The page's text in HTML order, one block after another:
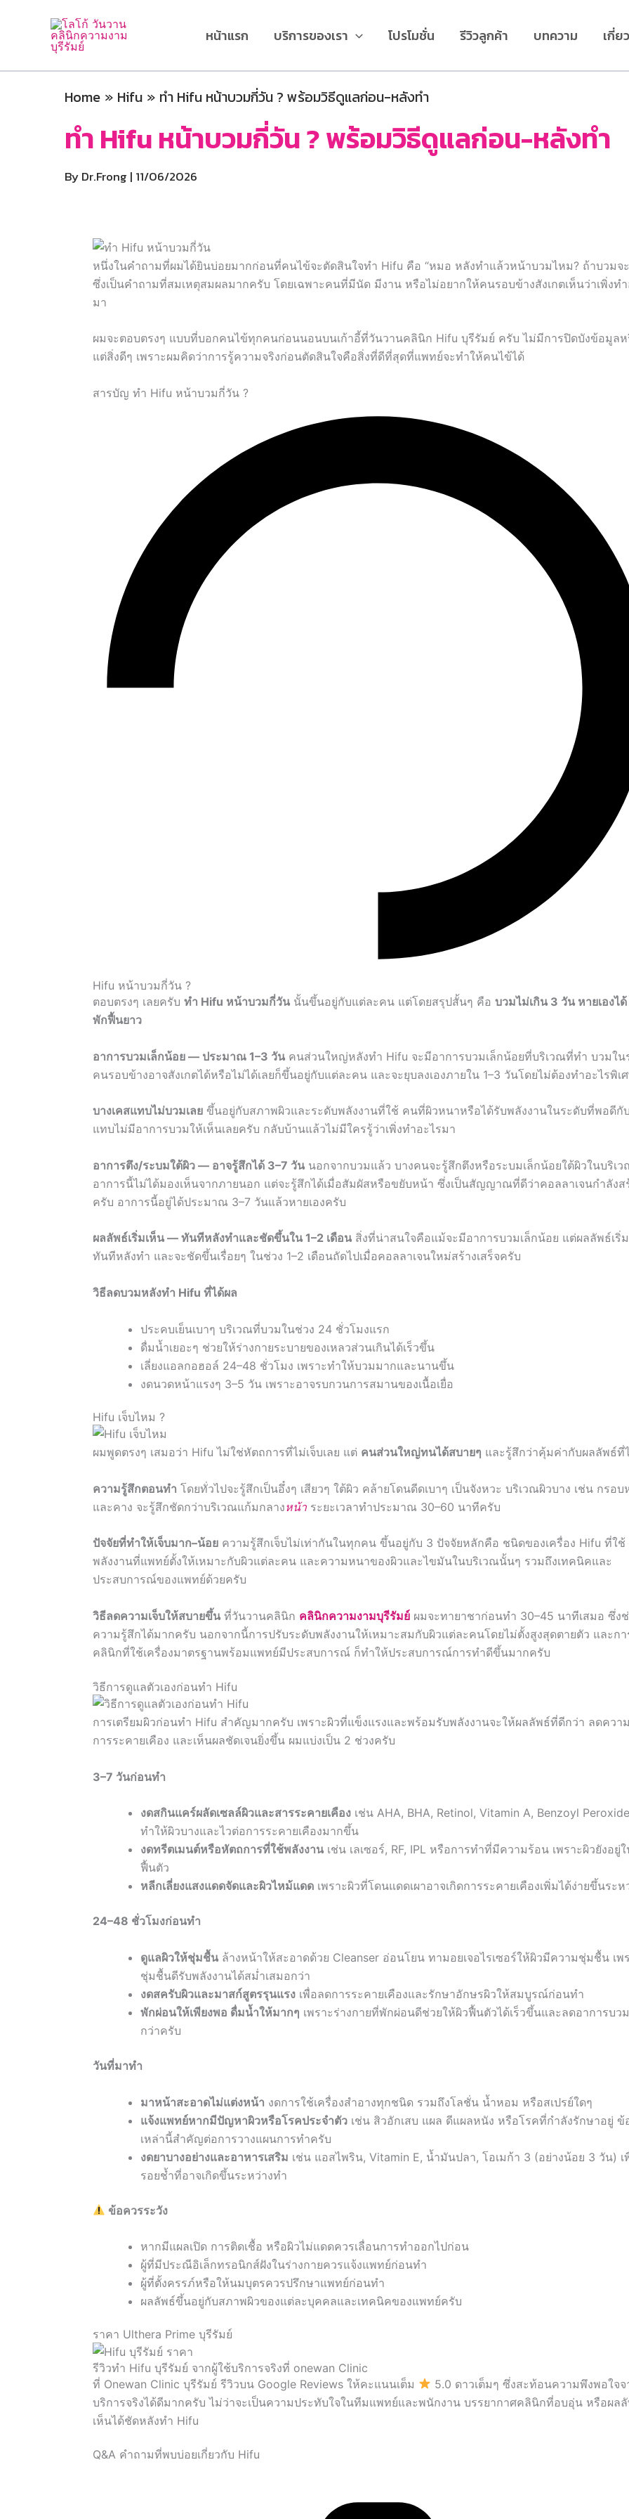
หน้าแรก บริการของเรา โปรโมชั่น รีวิวลูกค้า บทความ เกี่ย
Home Hifu ทำ Hifu หน้าบวมกี่วัน ? พร้อมวิธีดูแลก่อน-หลังทำ
ทำ Hifu หน้าบวมกี่วัน ? พร้อมวิธีดูแลก่อน-หลังทำ
ByDr.Frong | 11/06/2026
หนึ่งในคำถามที่ผมได้ยินบ่อยมากก่อนที่คนไข้จะตัดสินใจทำ Hifu คือ “หมอ หลังทำแล้วหน้าบวมไหม? ถ้าบวมจ
ซึ่งเป็นคำถามที่สมเหตุสมผลมากครับ โดยเฉพาะคนที่มีนัด มีงาน หรือไม่อยากให้คนรอบข้างสังเกตเห็นว่าเพิ่งทำ
มา
ผมจะตอบตรงๆ แบบที่บอกคนไข้ทุกคนก่อนนอนบนเก้าอี้ที่วันวานคลินิก Hifu บุรีรัมย์ ครับ ไม่มีการปิดบังข้อมูล
แต่สิ่งดีๆ เพราะผมคิดว่าการรู้ความจริงก่อนตัดสินใจคือสิ่งที่ดีที่สุดที่แพทย์จะทำให้คนไข้ได้
สารบัญ ทำ Hifu หน้าบวมกี่วัน ?
Hifu หน้าบวมกี่วัน ?
ตอบตรงๆ เลยครับ ทำ Hifu หน้าบวมกี่วัน นั้นขึ้นอยู่กับแต่ละคน แต่โดยสรุปสั้นๆ คือ บวมไม่เกิน 3 วัน หายเองไ
พักฟื้นยาว
อาการบวมเล็กน้อย — ประมาณ 1–3 วัน คนส่วนใหญ่หลังทำ Hifu จะมีอาการบวมเล็กน้อยที่บริเวณที่ทำ บวมใน
คนรอบข้างอาจสังเกตได้หรือไม่ได้เลยก็ขึ้นอยู่กับแต่ละคน และจะยุบลงเองภายใน 1–3 วันโดยไม่ต้องทำอะไรพิเ
บางเคสแทบไม่บวมเลย ขึ้นอยู่กับสภาพผิวและระดับพลังงานที่ใช้ คนที่ผิวหนาหรือได้รับพลังงานในระดับที่พอดีกั
แทบไม่มีอาการบวมให้เห็นเลยครับ กลับบ้านแล้วไม่มีใครรู้ว่าเพิ่งทำอะไรมา
อาการตึง/ระบมใต้ผิว — อาจรู้สึกได้ 3–7 วัน นอกจากบวมแล้ว บางคนจะรู้สึกตึงหรือระบมเล็กน้อยใต้ผิวในบริเ
อาการนี้ไม่ได้มองเห็นจากภายนอก แต่จะรู้สึกได้เมื่อสัมผัสหรือขยับหน้า ซึ่งเป็นสัญญาณที่ดีว่าคอลลาเจนกำลังส
ครับ อาการนี้อยู่ได้ประมาณ 3–7 วันแล้วหายเองครับ
ผลลัพธ์เริ่มเห็น — ทันทีหลังทำและชัดขึ้นใน 1–2 เดือน สิ่งที่น่าสนใจคือแม้จะมีอาการบวมเล็กน้อย แต่ผลลัพธ์เริ่
ทันทีหลังทำ และจะชัดขึ้นเรื่อยๆ ในช่วง 1–2 เดือนถัดไปเมื่อคอลลาเจนใหม่สร้างเสร็จครับ
วิธีลดบวมหลังทำ Hifu ที่ได้ผล
ประคบเย็นเบาๆ บริเวณที่บวมในช่วง 24 ชั่วโมงแรก
ดื่มน้ำเยอะๆ ช่วยให้ร่างกายระบายของเหลวส่วนเกินได้เร็วขึ้น
เลี่ยงแอลกอฮอล์ 24–48 ชั่วโมง เพราะทำให้บวมมากและนานขึ้น
งดนวดหน้าแรงๆ 3–5 วัน เพราะอาจรบกวนการสมานของเนื้อเยื่อ
Hifu เจ็บไหม ?
ผมพูดตรงๆ เสมอว่า Hifu ไม่ใช่หัตถการที่ไม่เจ็บเลย แต่ คนส่วนใหญ่ทนได้สบายๆ และรู้สึกว่าคุ้มค่ากับผลลัพธ์ที่
ความรู้สึกตอนทำ โดยทั่วไปจะรู้สึกเป็นอึ๋งๆ เสียวๆ ใต้ผิว คล้ายโดนดีดเบาๆ เป็นจังหวะ บริเวณผิวบาง เช่น กรอบ
และคาง จะรู้สึกชัดกว่าบริเวณแก้มกลางหน้า ระยะเวลาทำประมาณ 30–60 นาทีครับ
ปัจจัยที่ทำให้เจ็บมาก–น้อย ความรู้สึกเจ็บไม่เท่ากันในทุกคน ขึ้นอยู่กับ 3 ปัจจัยหลักคือ ชนิดของเครื่อง Hifu ที่ใช้
พลังงานที่แพทย์ตั้งให้เหมาะกับผิวแต่ละคน และความหนาของผิวและไขมันในบริเวณนั้นๆ รวมถึงเทคนิคและ
ประสบการณ์ของแพทย์ด้วยครับ
วิธีลดความเจ็บให้สบายขึ้น ที่วันวานคลินิก คลินิกความงามบุรีรัมย์ ผมจะทายาชาก่อนทำ 30–45 นาทีเสมอ ซึ่ง
ความรู้สึกได้มากครับ นอกจากนี้การปรับระดับพลังงานให้เหมาะสมกับผิวแต่ละคนโดยไม่ตั้งสูงสุดตายตัว และกา
คลินิกที่ใช้เครื่องมาตรฐานพร้อมแพทย์มีประสบการณ์ ก็ทำให้ประสบการณ์การทำดีขึ้นมากครับ
วิธีการดูแลตัวเองก่อนทำ Hifu
การเตรียมผิวก่อนทำ Hifu สำคัญมากครับ เพราะผิวที่แข็งแรงและพร้อมรับพลังงานจะให้ผลลัพธ์ที่ดีกว่า ลดความ
การระคายเคือง และเห็นผลชัดเจนยิ่งขึ้น ผมแบ่งเป็น 2 ช่วงครับ
3–7 วันก่อนทำ
งดสกินแคร์ผลัดเซลล์ผิวและสารระคายเคือง เช่น AHA, BHA, Retinol, Vitamin A, Benzoyl
ทำให้ผิวบางและไวต่อการระคายเคืองมากขึ้น
งดทรีตเมนต์หรือหัตถการที่ใช้พลังงาน เช่น เลเซอร์, RF, IPL หรือการทำที่มีความร้อน เพราะผิวยังอยู่
ฟื้นตัว
หลีกเลี่ยงแสงแดดจัดและผิวไหม้แดด เพราะผิวที่โดนแดดเผาอาจเกิดการระคายเคืองเพิ่มได้ง่ายขึ้นระห
24–48 ชั่วโมงก่อนทำ
ดูแลผิวให้ชุ่มชื้น ล้างหน้าให้สะอาดด้วย Cleanser อ่อนโยน ทามอยเจอไรเซอร์ให้ผิวมีความชุ่มชื้น เพ
ชุ่มชื้นดีรับพลังงานได้สม่ำเสมอกว่า
งดสครับผิวและมาสก์สูตรรุนแรง เพื่อลดการระคายเคืองและรักษาอักษรผิวให้สมบูรณ์ก่อนทำ
พักผ่อนให้เพียงพอ ดื่มน้ำให้มากๆ เพราะร่างกายที่พักผ่อนดีช่วยให้ผิวฟื้นตัวได้เร็วขึ้นและลดอาการบว
กว่าครับ
วันที่มาทำ
มาหน้าสะอาดไม่แต่งหน้า งดการใช้เครื่องสำอางทุกชนิด รวมถึงโลชั่น น้ำหอม หรือสเปรย์ใดๆ
แจ้งแพทย์หากมีปัญหาผิวหรือโรคประจำตัว เช่น สิวอักเสบ แผล ดีแผลหนัง หรือโรคที่กำลังรักษาอยู่ ข้
เหล่านี้สำคัญต่อการวางแผนการทำครับ
งดยาบางอย่างและอาหารเสริม เช่น แอสไพริน, Vitamin E, น้ำมันปลา, โอเมก้า 3 (อย่างน้อย 3 วัน) เ
รอยช้ำที่อาจเกิดขึ้นระหว่างทำ
ข้อควรระวัง
หากมีแผลเปิด การติดเชื้อ หรือผิวไม่แดดควรเลื่อนการทำออกไปก่อน
ผู้ที่มีประณีอิเล็กทรอนิกส์ฝังในร่างกายควรแจ้งแพทย์ก่อนทำ
ผู้ที่ตั้งครรภ์หรือให้นมบุตรควรปรึกษาแพทย์ก่อนทำ
ผลลัพธ์ขึ้นอยู่กับสภาพผิวของแต่ละบุคคลและเทคนิคของแพทย์ครับ
ราคา Ulthera Prime บุรีรัมย์
รีวิวทำ Hifu บุรีรัมย์ จากผู้ใช้บริการจริงที่ onewan Clinic
ที่ Onewan Clinic บุรีรัมย์ รีวิวบน Google Reviews ให้คะแนนเต็ม
5.0 ดาวเต็มๆ ซึ่งสะท้อนความพึงพอใจจ
บริการจริงได้ดีมากครับ ไม่ว่าจะเป็นความประทับใจในทีมแพทย์และพนักงาน บรรยากาศคลินิกที่อบอุ่น หรือผล
เห็นได้ชัดหลังทำ Hifu
Q&A คำถามที่พบบ่อยเกี่ยวกับ Hifu